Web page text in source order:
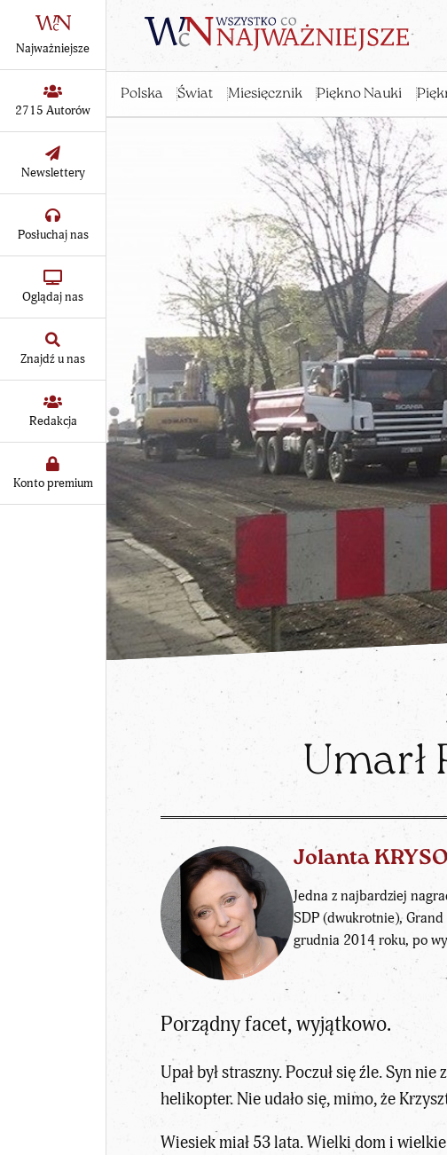
Polska Świat Miesięcznik Piękno Nauki
Najważniejsze
2715 Autorów
Newslettery
Posłuchaj nas
Oglądaj nas
Znajdź u nas
Redakcja
Konto premium
Umarł
Jolanta
Jedna z najbardziej
SDP (dwukrotnie),
grudnia 2014 roku, po
Porządny facet, wyjątkowo.
Upał był straszny. Poczuł się źle. Syn
helikopter. Nie udało się, mimo, że
Wiesiek miał 53 lata. Wielki dom i